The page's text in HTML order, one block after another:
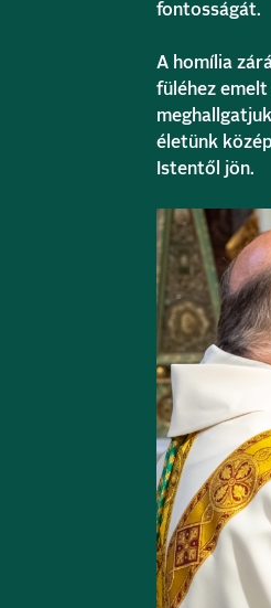
fontosságát.
A homília
füléhez
életünk
Istentől jön.